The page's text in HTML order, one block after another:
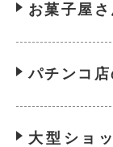
お菓子屋
パチンコ
大型ショ